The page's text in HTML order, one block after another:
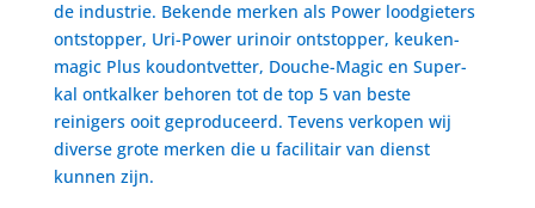
de industrie. Bekende merken als Power loodgieters
ontstopper, Uri-Power urinoir ontstopper, keuken-
magic Plus koudontvetter, Douche-Magic en Super-
kal ontkalker behoren tot de top 5 van beste
reinigers ooit geproduceerd. Tevens verkopen wij
diverse grote merken die u facilitair van dienst
kunnen zijn.